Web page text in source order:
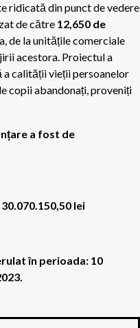
ridicată din punct de vedere
de către 12,650 de
de la unitățile comerciale
acestora. Proiectul a
calității vieții persoanelor
copii abandonați, proveniți
a fost de
30.070.150,50 lei
în perioada: 10